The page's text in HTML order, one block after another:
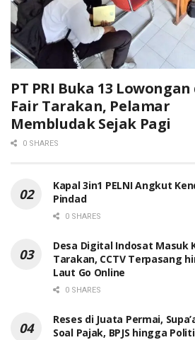
PT PRI Buka 13 Lowongan
Fair Tarakan, Pelamar
Membludak Sejak Pagi
0 SHARES
Kapal 3in1 PELNI Angkut
Pindad
0 SHARES
Desa Digital Indosat Masuk
Tarakan, CCTV Terpasang
Laut Go Online
0 SHARES
Reses di Juata Permai,
Soal Pajak, BPJS hingga